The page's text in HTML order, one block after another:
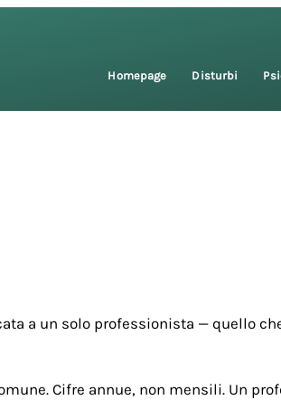
Homepage Disturbi
a un solo professionista — quello
Cifre annue, non mensili. Un